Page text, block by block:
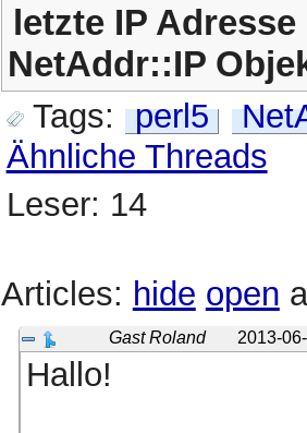
letzte IP
NetAddr::IP
Tags: perl5
Ähnliche Threads
Leser: 14
Articles: hide open
Gast Roland 2013-
Hallo!